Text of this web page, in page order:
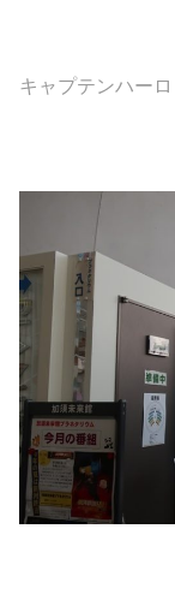
キャプテンハー